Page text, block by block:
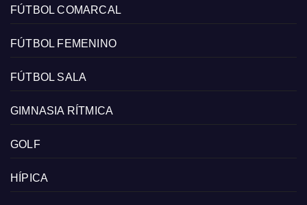
FÚTBOL COMARCAL
FÚTBOL FEMENINO
FÚTBOL SALA
GIMNASIA RÍTMICA
GOLF
HÍPICA